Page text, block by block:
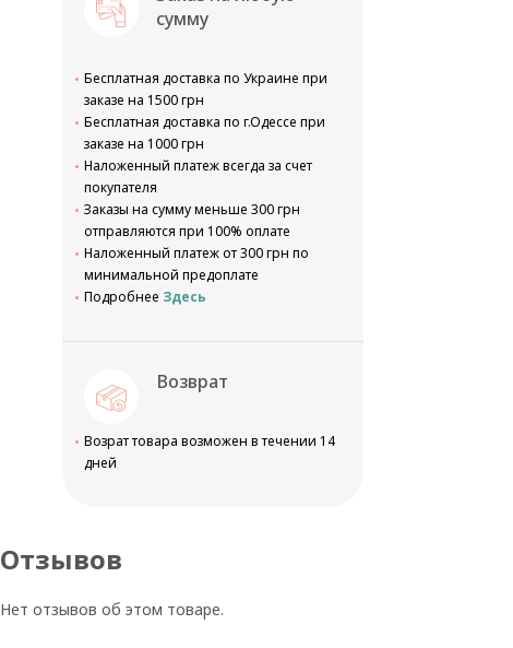
сумму
Бесплатная доставка по Украине при
заказе на 1500 грн
Бесплатная доставка по г.Одессе при
заказе на 1000 грн
Наложенный платеж всегда за счет
покупателя
Заказы на сумму меньше 300 грн
отправляются при 100% оплате
Наложенный платеж от 300 грн по
минимальной предоплате
Подробнее Здесь
Возврат
Возрат товара возможен в течении 14
дней
Отзывов
Нет отзывов об этом товаре.